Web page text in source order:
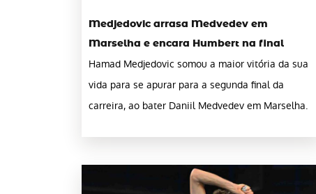
Medjedovic arrasa Medvedev em
Marselha e encara Humbert na final
Hamad Medjedovic somou a maior vitória da sua
vida para se apurar para a segunda final da
carreira, ao bater Daniil Medvedev em Marselha.